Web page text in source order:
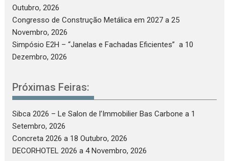
Outubro, 2026
Congresso de Construção Metálica em 2027 a 25
Novembro, 2026
Simpósio E2H – “Janelas e Fachadas Eficientes” a 10
Dezembro, 2026
Próximas Feiras:
Sibca 2026 – Le Salon de l’Immobilier Bas Carbone a 1
Setembro, 2026
Concreta 2026 a 18 Outubro, 2026
DECORHOTEL 2026 a 4 Novembro, 2026